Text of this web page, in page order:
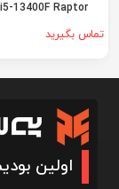
13400F Raptor
تماس بگیرید
اولین